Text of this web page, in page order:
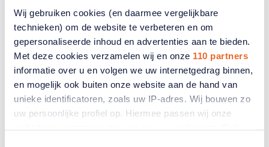
Wij gebruiken cookies (en daarmee vergelijkbare
technieken) om de website te verbeteren en om
gepersonaliseerde inhoud en advertenties aan te bieden.
Met deze cookies verzamelen wij en onze 110 partners
informatie over u en volgen we uw internetgedrag binnen,
en mogelijk ook buiten onze website aan de hand van
unieke identificatoren, zoals uw IP-adres. Wij bouwen zo
uw persoonlijke profiel op. Hiermee passen wij onze
website en communicatie aan op uw voorkeuren. Ook
Besparen op uw
zorgverzekering en premie
Op welke datum ontvang ik
uiterlijk mijn nieuwe zorgpremie
voor 2026?
Zorgverzekeraars maken de premie voor 2026